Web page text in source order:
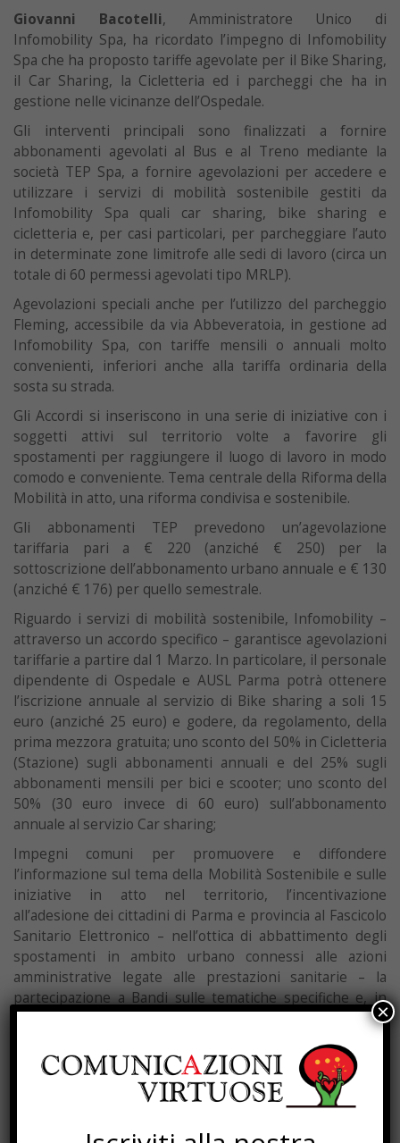
Giovanni Bacotelli, Amministratore Unico di
Infomobility Spa, ha ricordato l’impegno di Infomobility
Spa che ha proposto tariffe agevolate per il Bike Sharing,
il Car Sharing, la Cicletteria ed i parcheggi che ha in
gestione nelle vicinanze dell’Ospedale.
Gli interventi principali sono finalizzati a fornire
abbonamenti agevolati al Bus e al Treno mediante la
società TEP Spa, a fornire agevolazioni per accedere e
utilizzare i servizi di mobilità sostenibile gestiti da
Infomobility Spa quali car sharing, bike sharing e
cicletteria e, per casi particolari, per parcheggiare l’auto
in determinate zone limitrofe alle sedi di lavoro (circa un
totale di 60 permessi agevolati tipo MRLP).
Agevolazioni speciali anche per l’utilizzo del parcheggio
Fleming, accessibile da via Abbeveratoia, in gestione ad
Infomobility Spa, con tariffe mensili o annuali molto
convenienti, inferiori anche alla tariffa ordinaria della
sosta su strada.
Gli Accordi si inseriscono in una serie di iniziative con i
soggetti attivi sul territorio volte a favorire gli
spostamenti per raggiungere il luogo di lavoro in modo
comodo e conveniente. Tema centrale della Riforma della
Mobilità in atto, una riforma condivisa e sostenibile.
Gli abbonamenti TEP prevedono un’agevolazione
tariffaria pari a € 220 (anziché € 250) per la
sottoscrizione dell’abbonamento urbano annuale e € 130
(anziché € 176) per quello semestrale.
Riguardo i servizi di mobilità sostenibile, Infomobility –
attraverso un accordo specifico – garantisce agevolazioni
tariffarie a partire dal 1 Marzo. In particolare, il personale
dipendente di Ospedale e AUSL Parma potrà ottenere
l’iscrizione annuale al servizio di Bike sharing a soli 15
euro (anziché 25 euro) e godere, da regolamento, della
prima mezzora gratuita; uno sconto del 50% in Cicletteria
(Stazione) sugli abbonamenti annuali e del 25% sugli
abbonamenti mensili per bici e scooter; uno sconto del
50% (30 euro invece di 60 euro) sull’abbonamento
annuale al servizio Car sharing;
Impegni comuni per promuovere e diffondere
l’informazione sul tema della Mobilità Sostenibile e sulle
iniziative in atto nel territorio, l’incentivazione
all’adesione dei cittadini di Parma e provincia al Fascicolo
Sanitario Elettronico – nell’ottica di abbattimento degli
spostamenti in ambito urbano connessi alle azioni
amministrative legate alle prestazioni sanitarie – la
partecipazione a Bandi sulle tematiche specifiche e, in
generale, alla promozione del circuito dei Mobility
Particolare impegno dell’Azienda Ospedaliero
Universitaria alla promozione della ciclabilità interna e ai
×